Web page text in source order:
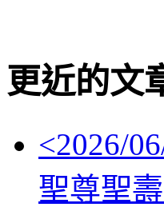
更近的文
<2026/
聖尊聖